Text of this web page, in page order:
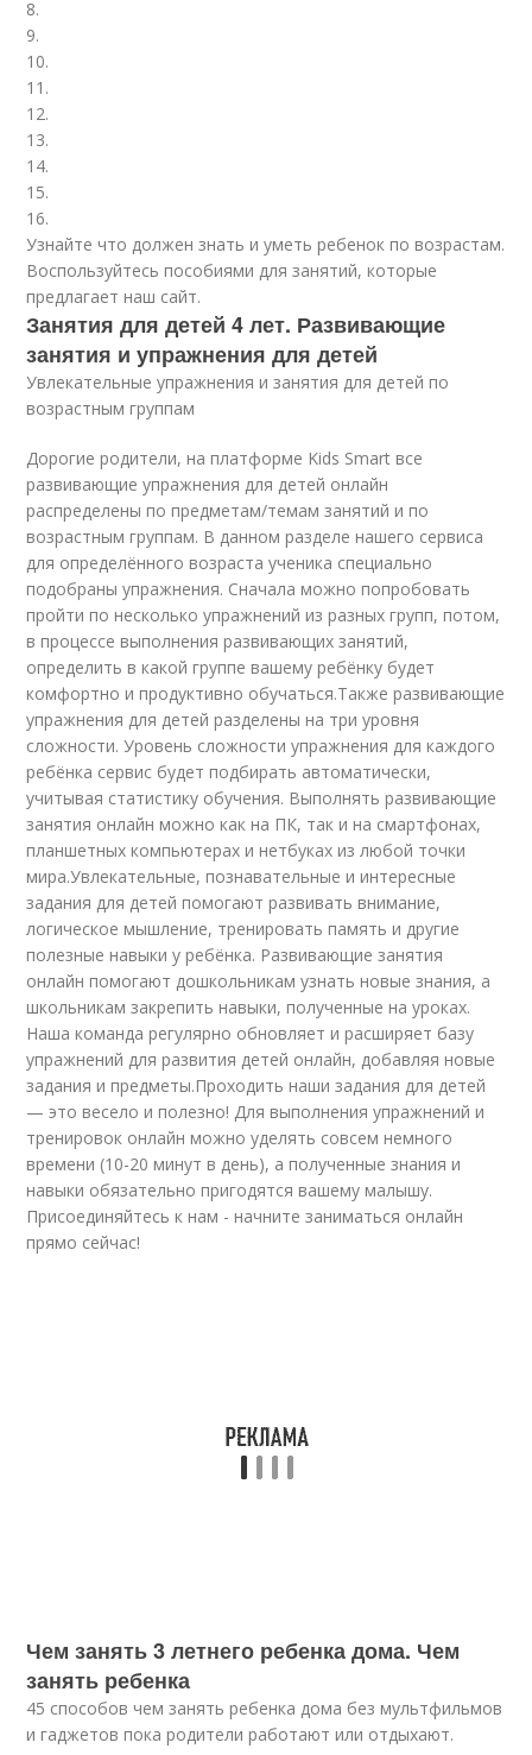
8.
9.
10.
11.
12.
13.
14.
15.
16.
Узнайте что должен знать и уметь ребенок по возрастам.
Воспользуйтесь пособиями для занятий, которые
предлагает наш сайт.
Занятия для детей 4 лет. Развивающие
занятия и упражнения для детей
Увлекательные упражнения и занятия для детей по
возрастным группам
Дорогие родители, на платформе Kids Smart все
развивающие упражнения для детей онлайн
распределены по предметам/темам занятий и по
возрастным группам. В данном разделе нашего сервиса
для определённого возраста ученика специально
подобраны упражнения. Сначала можно попробовать
пройти по несколько упражнений из разных групп, потом,
в процессе выполнения развивающих занятий,
определить в какой группе вашему ребёнку будет
комфортно и продуктивно обучаться.Также развивающие
упражнения для детей разделены на три уровня
сложности. Уровень сложности упражнения для каждого
ребёнка сервис будет подбирать автоматически,
учитывая статистику обучения. Выполнять развивающие
занятия онлайн можно как на ПК, так и на смартфонах,
планшетных компьютерах и нетбуках из любой точки
мира.Увлекательные, познавательные и интересные
задания для детей помогают развивать внимание,
логическое мышление, тренировать память и другие
полезные навыки у ребёнка. Развивающие занятия
онлайн помогают дошкольникам узнать новые знания, а
школьникам закрепить навыки, полученные на уроках.
Наша команда регулярно обновляет и расширяет базу
упражнений для развития детей онлайн, добавляя новые
задания и предметы.Проходить наши задания для детей
— это весело и полезно! Для выполнения упражнений и
тренировок онлайн можно уделять совсем немного
времени (10-20 минут в день), а полученные знания и
навыки обязательно пригодятся вашему малышу.
Присоединяйтесь к нам - начните заниматься онлайн
прямо сейчас!
Чем занять 3 летнего ребенка дома. Чем
занять ребенка
45 способов чем занять ребенка дома без мультфильмов
и гаджетов пока родители работают или отдыхают.